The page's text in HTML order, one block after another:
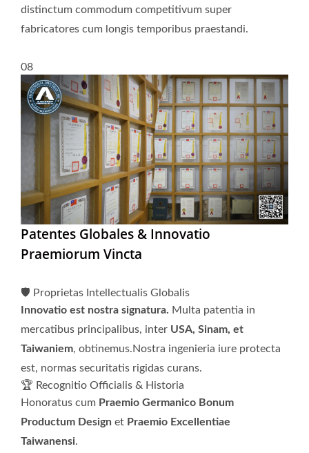
distinctum commodum competitivum super
fabricatores cum longis temporibus praestandi.
08
Patentes Globales & Innovatio
Praemiorum Vincta
🛡️ Proprietas Intellectualis Globalis
Innovatio est nostra signatura. Multa patentia in
mercatibus principalibus, inter USA, Sinam, et
Taiwaniem, obtinemus.Nostra ingenieria iure protecta
est, normas securitatis rigidas curans.
🏆 Recognitio Officialis & Historia
Honoratus cum Praemio Germanico Bonum
Productum Design et Praemio Excellentiae
Taiwanensi.